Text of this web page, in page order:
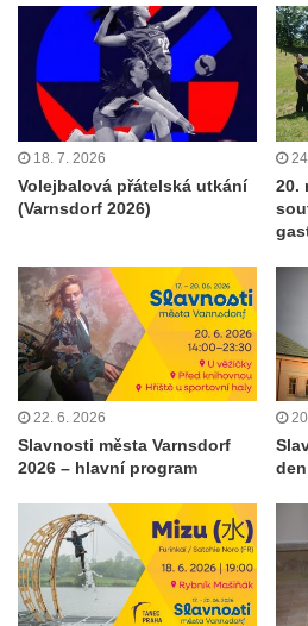
18. 7. 2026
Volejbalová přátelská utkání
(Varnsdorf 2026)
20.
22. 6. 2026
Slavnosti města Varnsdorf
2026 – hlavní program